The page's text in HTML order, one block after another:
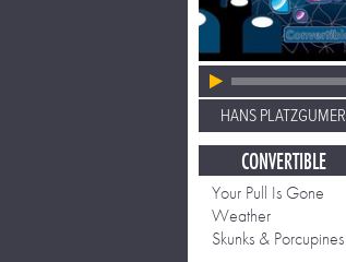
HANS PLATZGUMER
CONVERTIBLE
Your Pull Is Gone
Weather
Skunks & Porcupines